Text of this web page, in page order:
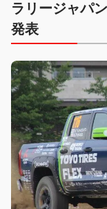
ラリージャパ
発表